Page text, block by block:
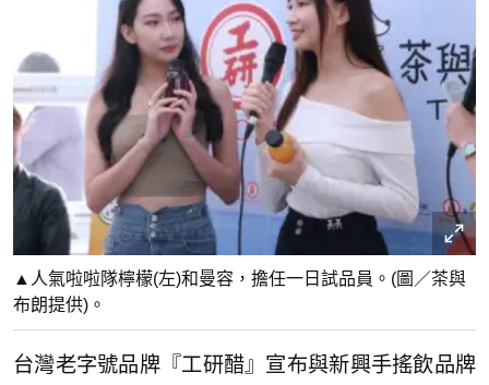
▲人氣啦啦隊檸檬(左)和曼容，擔任一日試品員。(圖／茶與
布朗提供)。
台灣老字號品牌『工研醋』宣布與新興手搖飲品牌